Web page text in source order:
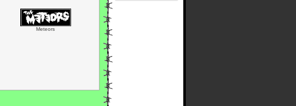
Meteors